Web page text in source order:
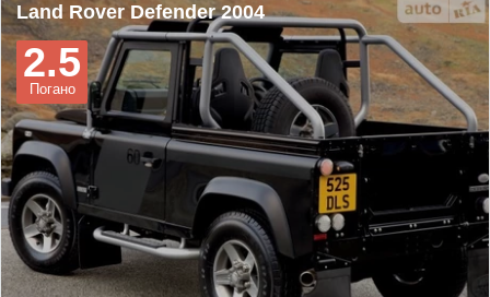
Land Rover Defender 2004
Погано
2.5